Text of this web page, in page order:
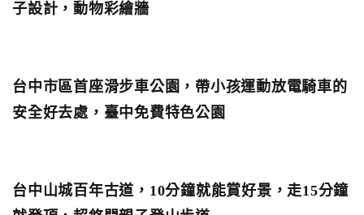
子設計，動物彩繪牆
台中市區首座滑步車公園，帶小孩運動放電騎車的
安全好去處，臺中免費特色公園
台中山城百年古道，10分鐘就能賞好景，走15分鐘